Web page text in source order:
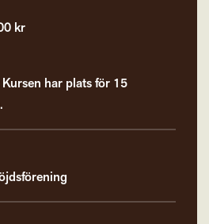
kr
har plats för 15